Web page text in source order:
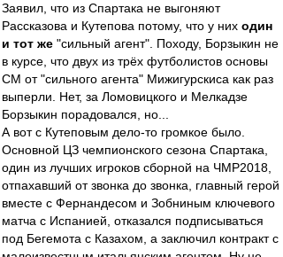
Заявил, что из Спартака не выгоняют
Рассказова и Кутепова потому, что у них один
и тот же "сильный агент". Походу, Борзыкин не
в курсе, что двух из трёх футболистов основы
СМ от "сильного агента" Мижигурскиса как раз
выперли. Нет, за Ломовицкого и Мелкадзе
Борзыкин порадовался, но...
А вот с Кутеповым дело-то громкое было.
Основной ЦЗ чемпионского сезона Спартака,
один из лучших игроков сборной на ЧМР2018,
отпахавший от звонка до звонка, главный герой
вместе с Фернандесом и Зобниным ключевого
матча с Испанией, отказался подписываться
под Бегемота с Казахом, а заключил контракт с